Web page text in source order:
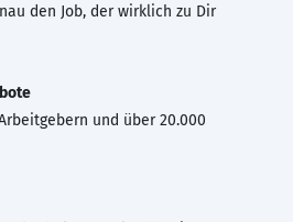
den Job, der wirklich zu Dir
und über 20.000